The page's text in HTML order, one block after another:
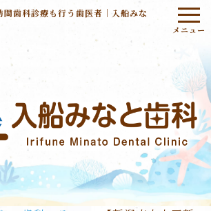
歯科診療も行う歯医者｜入船みな